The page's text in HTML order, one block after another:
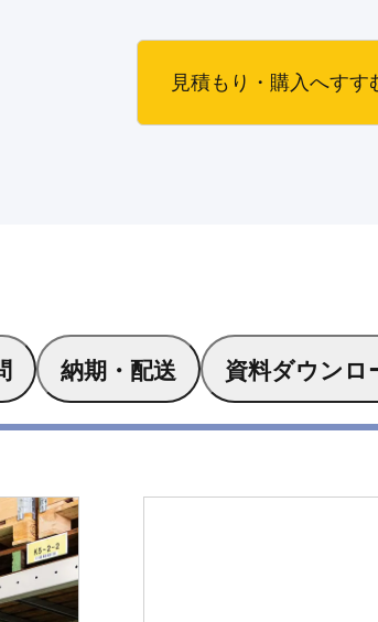
見積もり・購入へすす
納期・配送 資料ダウンロ